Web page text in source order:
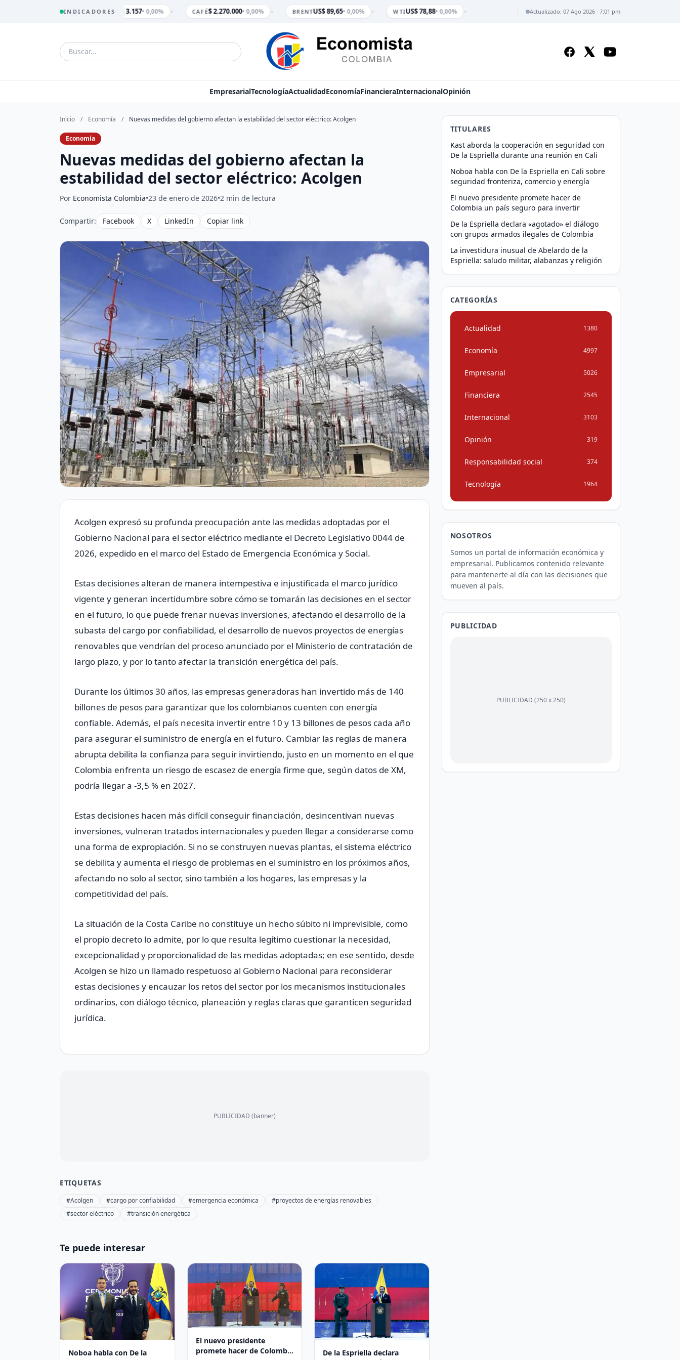
INDICADORES
TRM $ 3.157• 0,00% CAFÉ$ 2.270.000• 0,00% BRENTUS$ 89,65• 0,00% WTIUS$ 78,88• 0,00% Actualizado: 07 Ago 2026 · 7:01 pm
EmpresarialTecnologíaActualidadEconomíaFinancieraInternacionalOpinión
Inicio / Economía / Nuevas medidas del gobierno afectan la estabilidad del sector eléctrico: Acolgen
Economía
Nuevas medidas del gobierno afectan la
estabilidad del sector eléctrico: Acolgen
Por Economista Colombia•23 de enero de 2026•2 min de lectura
Compartir: Facebook X LinkedIn Copiar link
Acolgen expresó su profunda preocupación ante las medidas adoptadas por el
Gobierno Nacional para el sector eléctrico mediante el Decreto Legislativo 0044 de
2026, expedido en el marco del Estado de Emergencia Económica y Social.
Estas decisiones alteran de manera intempestiva e injustificada el marco jurídico
vigente y generan incertidumbre sobre cómo se tomarán las decisiones en el sector
en el futuro, lo que puede frenar nuevas inversiones, afectando el desarrollo de la
subasta del cargo por confiabilidad, el desarrollo de nuevos proyectos de energías
renovables que vendrían del proceso anunciado por el Ministerio de contratación de
largo plazo, y por lo tanto afectar la transición energética del país.
Durante los últimos 30 años, las empresas generadoras han invertido más de 140
billones de pesos para garantizar que los colombianos cuenten con energía
confiable. Además, el país necesita invertir entre 10 y 13 billones de pesos cada año
para asegurar el suministro de energía en el futuro. Cambiar las reglas de manera
abrupta debilita la confianza para seguir invirtiendo, justo en un momento en el que
Colombia enfrenta un riesgo de escasez de energía firme que, según datos de XM,
podría llegar a -3,5 % en 2027.
Estas decisiones hacen más difícil conseguir financiación, desincentivan nuevas
inversiones, vulneran tratados internacionales y pueden llegar a considerarse como
una forma de expropiación. Si no se construyen nuevas plantas, el sistema eléctrico
se debilita y aumenta el riesgo de problemas en el suministro en los próximos años,
afectando no solo al sector, sino también a los hogares, las empresas y la
competitividad del país.
La situación de la Costa Caribe no constituye un hecho súbito ni imprevisible, como
el propio decreto lo admite, por lo que resulta legítimo cuestionar la necesidad,
excepcionalidad y proporcionalidad de las medidas adoptadas; en ese sentido, desde
Acolgen se hizo un llamado respetuoso al Gobierno Nacional para reconsiderar
estas decisiones y encauzar los retos del sector por los mecanismos institucionales
ordinarios, con diálogo técnico, planeación y reglas claras que garanticen seguridad
jurídica.
PUBLICIDAD (banner)
ETIQUETAS
#Acolgen #cargo por confiabilidad #emergencia económica
#proyectos de energías renovables
#sector eléctrico
#transición energética
Te puede interesar
Noboa habla con De la
El nuevo presidente
promete hacer de Colombia
De la Espriella declara
TITULARES
Kast aborda la cooperación en seguridad con
De la Espriella durante una reunión en Cali
Noboa habla con De la Espriella en Cali sobre
seguridad fronteriza, comercio y energía
El nuevo presidente promete hacer de
Colombia un país seguro para invertir
De la Espriella declara «agotado» el diálogo
con grupos armados ilegales de Colombia
La investidura inusual de Abelardo de la
Espriella: saludo militar, alabanzas y religión
CATEGORÍAS
Actualidad 1380
Economía 4997
Empresarial 5026
Financiera 2545
Internacional 3103
Opinión 319
Responsabilidad social 374
Tecnología 1964
NOSOTROS
Somos un portal de información económica y
empresarial. Publicamos contenido relevante
para mantenerte al día con las decisiones que
mueven al país.
PUBLICIDAD
PUBLICIDAD (250 x 250)